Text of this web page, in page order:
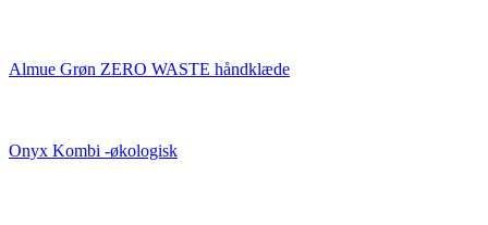
Almue Grøn ZERO WASTE håndklæde
Onyx Kombi -økologisk